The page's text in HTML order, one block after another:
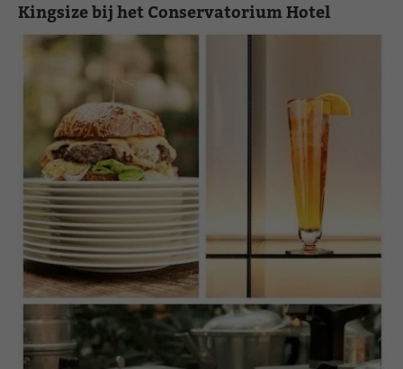
Kingsize bij het Conservatorium Hotel